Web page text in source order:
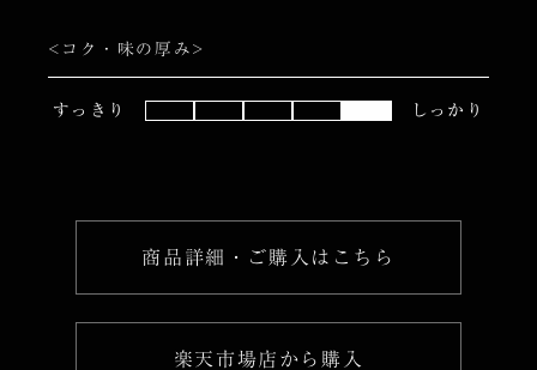
<コク・味の厚み>
すっきり しっかり
商品詳細・ご購入はこちら
楽天市場店から購入